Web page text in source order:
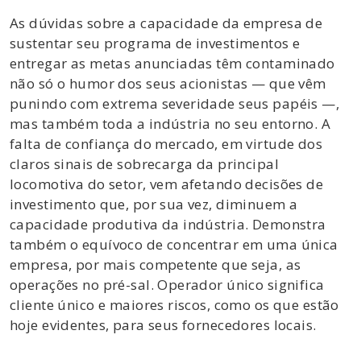
As dúvidas sobre a capacidade da empresa de
sustentar seu programa de investimentos e
entregar as metas anunciadas têm contaminado
não só o humor dos seus acionistas — que vêm
punindo com extrema severidade seus papéis —,
mas também toda a indústria no seu entorno. A
falta de confiança do mercado, em virtude dos
claros sinais de sobrecarga da principal
locomotiva do setor, vem afetando decisões de
investimento que, por sua vez, diminuem a
capacidade produtiva da indústria. Demonstra
também o equívoco de concentrar em uma única
empresa, por mais competente que seja, as
operações no pré-sal. Operador único significa
cliente único e maiores riscos, como os que estão
hoje evidentes, para seus fornecedores locais.